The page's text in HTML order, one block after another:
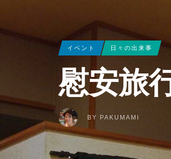
イベント 日々の出来事
慰安旅
BY PAKUMAMI